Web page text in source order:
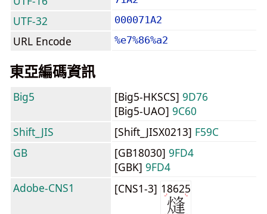
UTF-32 000071A2
URL Encode %e7%86%a2
東亞編碼資訊
Big5 [Big5-HKSCS] 9D76
[Big5-UAO] 9C60
Shift_JIS
[Shift_JISX0213] F59C
GB
[GB18030] 9FD4
[GBK] 9FD4
Adobe-CNS1
[CNS1-3] 18625